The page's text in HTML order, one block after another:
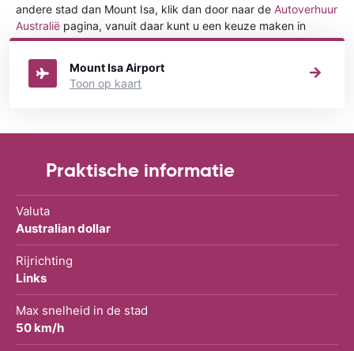
andere stad dan Mount Isa, klik dan door naar de Autoverhuur
Australië pagina, vanuit daar kunt u een keuze maken in
welke stad in Australië u een auto huren wilt.
Mount Isa Airport
Toon op kaart
Praktische informatie
Valuta
Australian dollar
Rijrichting
Links
Max snelheid in de stad
50 km/h